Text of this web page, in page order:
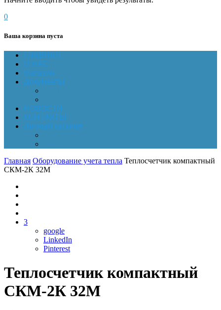
0
Ваша корзина пуста
ГЛАВНАЯ
О НАС
Магазин
Документы
НОВОСТИ
КОНТАКТЫ
Личный кабинет
Главная Оборудование учета тепла Теплосчетчик компактный
СКМ-2К 32M
3
google
LinkedIn
Pinterest
Теплосчетчик компактный
СКМ-2К 32M